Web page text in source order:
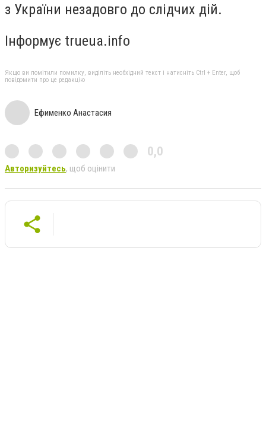
з України незадовго до слідчих дій.
Інформує trueua.info
Якщо ви помітили помилку, виділіть необхідний текст і натисніть Ctrl + Enter, щоб
повідомити про це редакцію
Ефименко Анастасия
0,0
Авторизуйтесь, щоб оцінити